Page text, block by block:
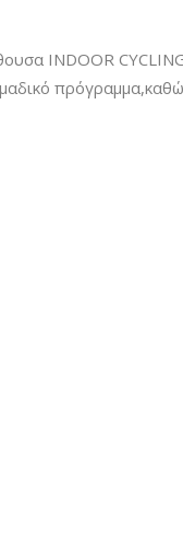
INDOOR